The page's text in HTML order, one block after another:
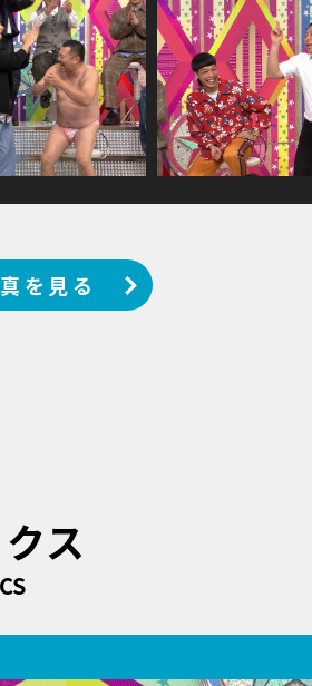
を見る
ス